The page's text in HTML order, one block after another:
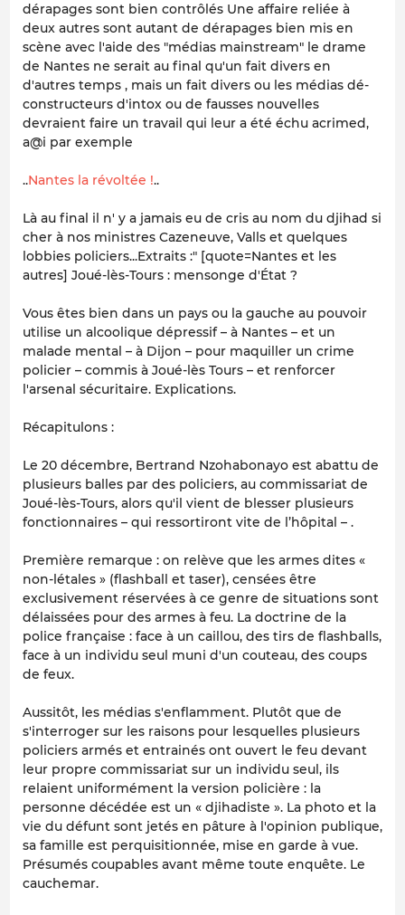
dérapages sont bien contrôlés Une affaire reliée à
deux autres sont autant de dérapages bien mis en
scène avec l'aide des "médias mainstream" le drame
de Nantes ne serait au final qu'un fait divers en
d'autres temps , mais un fait divers ou les médias dé-
constructeurs d'intox ou de fausses nouvelles
devraient faire un travail qui leur a été échu acrimed,
a@i par exemple
..Nantes la révoltée !..
Là au final il n' y a jamais eu de cris au nom du djihad si
cher à nos ministres Cazeneuve, Valls et quelques
lobbies policiers...Extraits :" [quote=Nantes et les
autres] Joué-lès-Tours : mensonge d'État ?
Vous êtes bien dans un pays ou la gauche au pouvoir
utilise un alcoolique dépressif – à Nantes – et un
malade mental – à Dijon – pour maquiller un crime
policier – commis à Joué-lès Tours – et renforcer
l'arsenal sécuritaire. Explications.
Récapitulons :
Le 20 décembre, Bertrand Nzohabonayo est abattu de
plusieurs balles par des policiers, au commissariat de
Joué-lès-Tours, alors qu'il vient de blesser plusieurs
fonctionnaires – qui ressortiront vite de l’hôpital – .
Première remarque : on relève que les armes dites «
non-létales » (flashball et taser), censées être
exclusivement réservées à ce genre de situations sont
délaissées pour des armes à feu. La doctrine de la
police française : face à un caillou, des tirs de flashballs,
face à un individu seul muni d'un couteau, des coups
de feux.
Aussitôt, les médias s'enflamment. Plutôt que de
s'interroger sur les raisons pour lesquelles plusieurs
policiers armés et entrainés ont ouvert le feu devant
leur propre commissariat sur un individu seul, ils
relaient uniformément la version policière : la
personne décédée est un « djihadiste ». La photo et la
vie du défunt sont jetés en pâture à l'opinion publique,
sa famille est perquisitionnée, mise en garde à vue.
Présumés coupables avant même toute enquête. Le
cauchemar.